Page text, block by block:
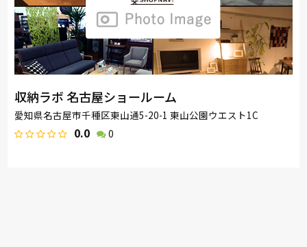
収納ラボ 名古屋ショールーム
愛知県名古屋市千種区東山通5-20-1 東山公園ウエスト1C
0.0 0